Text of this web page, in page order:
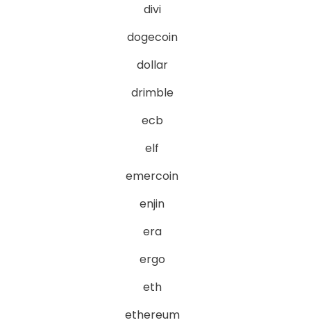
divi
dogecoin
dollar
drimble
ecb
elf
emercoin
enjin
era
ergo
eth
ethereum